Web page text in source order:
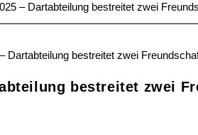
– Dartabteilung bestreitet zwei
bestreitet zwei